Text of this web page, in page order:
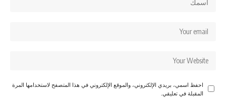
احفظ اسمي، بريدي الإلكتروني، والموقع الإلكتروني في هذا المتصفح لاستخدامها المرة
المقبلة في تعليقي.